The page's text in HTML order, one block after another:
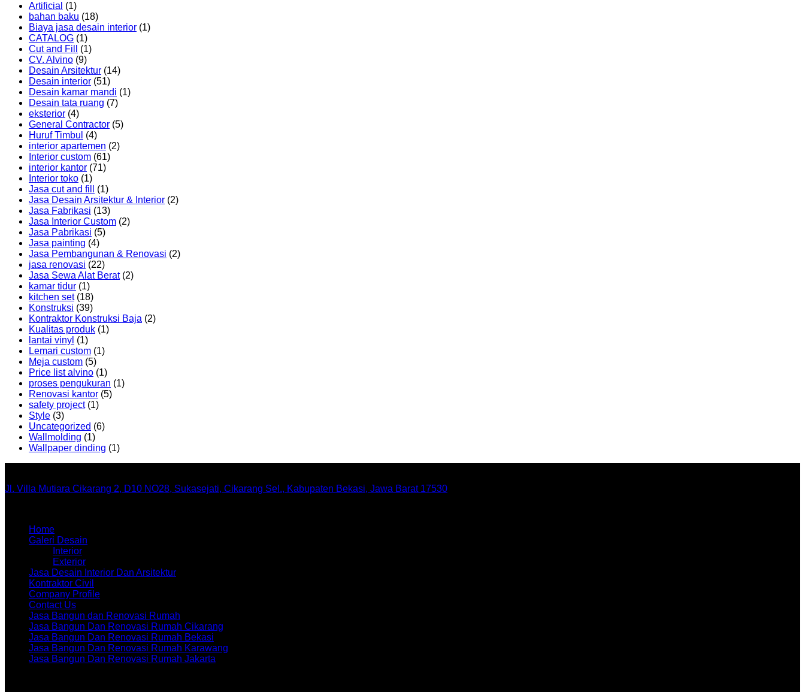
Artificial (1)
bahan baku (18)
Biaya jasa desain interior (1)
CATALOG (1)
Cut and Fill
(1)
CV. Alvino (9)
Desain Arsitektur (14)
Desain interior (51)
Desain kamar mandi (1)
Desain tata ruang (7)
eksterior (4)
General Contractor (5)
Huruf Timbul (4)
interior apartemen (2)
Interior custom (61)
interior kantor (71)
Interior toko (1)
Jasa cut and fill
(1)
Jasa Desain Arsitektur & Interior (2)
Jasa Fabrikasi (13)
Jasa Interior Custom (2)
Jasa Pabrikasi (5)
Jasa painting (4)
Jasa Pembangunan & Renovasi (2)
jasa renovasi (22)
Jasa Sewa Alat Berat(2)
kamar tidur (1)
kitchen set(18)
Konstruksi (39)
Kontraktor Konstruksi Baja (2)
Kualitas produk (1)
lantai vinyl (1)
Lemari custom (1)
Meja custom (5)
Price list alvino (1)
proses pengukuran (1)
Renovasi kantor (5)
safety project(1)
Style (3)
Uncategorized (6)
Wallmolding (1)
Wallpaper dinding (1)
Jl. Villa Mutiara Cikarang 2, D10 NO28, Sukasejati, Cikarang Sel., Kabupaten Bekasi, Jawa Barat 17530
Home
Galeri Desain
Interior
Exterior
Jasa Desain Interior Dan Arsitektur
Kontraktor Civil
Company Profile
Contact Us
Jasa Bangun dan Renovasi Rumah
Jasa Bangun Dan Renovasi Rumah Cikarang
Jasa Bangun Dan Renovasi Rumah Bekasi
Jasa Bangun Dan Renovasi Rumah Karawang
Jasa Bangun Dan Renovasi Rumah Jakarta